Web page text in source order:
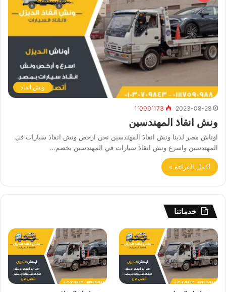
ونش انقاذ
2023-08-28 1٬000٬173
ونش انقاذ المهندسين
اوناش مصر لدينا ونش انقاذ المهندسين نحن ارخص ونش انقاذ سيارات في
المهندسين واسرع ونش انقاذ سيارات في المهندسين بخصم…
أكمل القراءة »
خدماتنا